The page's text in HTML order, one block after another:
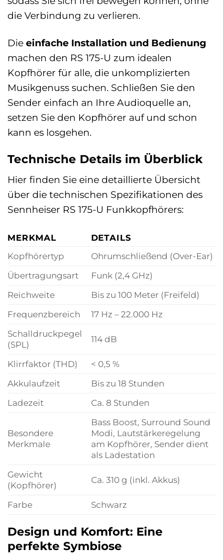
die Verbindung zu verlieren.
Die einfache Installation und Bedienung
machen den RS 175-U zum idealen
Kopfhörer für alle, die unkomplizierten
Musikgenuss suchen. Schließen Sie den
Sender einfach an Ihre Audioquelle an,
setzen Sie den Kopfhörer auf und schon
kann es losgehen.
Technische Details im Überblick
Hier finden Sie eine detaillierte Übersicht
über die technischen Spezifikationen des
Sennheiser RS 175-U Funkkopfhörers:
MERKMAL
DETAILS
Kopfhörertyp
Ohrumschließend (Over-Ear)
Übertragungsart
Funk (2,4 GHz)
Reichweite
Bis zu 100 Meter (Freifeld)
Frequenzbereich
17 Hz – 22.000 Hz
Schalldruckpegel
(SPL)
114 dB
Klirrfaktor (THD)
< 0,5 %
Akkulaufzeit
Bis zu 18 Stunden
Ladezeit
Ca. 8 Stunden
Besondere
Merkmale
Bass Boost, Surround Sound
Modi, Lautstärkeregelung
am Kopfhörer, Sender dient
als Ladestation
Gewicht
(Kopfhörer)
Ca. 310 g (inkl. Akkus)
Farbe Schwarz
Design und Komfort: Eine
perfekte Symbiose